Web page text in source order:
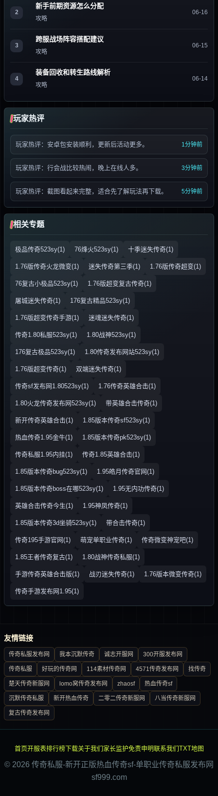
2
新手前期资源怎么分配
攻略
06-16
3
跨服战场阵容搭配建议
攻略
06-15
4
装备回收和转生路线解析
攻略
06-14
玩家热评
玩家热评：安卓包安装顺利，更新后活动更多。 1分钟前
玩家热评：行会战比较热闹，晚上在线人多。 3分钟前
玩家热评：截图看起来完整，适合先了解玩法再下载。 5分钟前
相关专题
极品传奇523sy(1) 76烽火523sy(1) 十季迷失传奇(1)
1.76版传奇火龙微变(1) 迷失传奇第三季(1) 1.76版传奇超变(1)
76复古小极品523sy(1) 1.76版超变复古传奇(1)
屠城迷失传奇(1) 176复古精品523sy(1)
1.76版超变传奇手游(1) 迷魂迷失传奇(1)
传奇1.80私服523sy(1) 1.80战神523sy(1)
176复古极品523sy(1) 1.80传奇发布网站523sy(1)
1.76版超变传奇(1) 双端迷失传奇(1)
传奇sf发布网1.80523sy(1) 1.76传奇英雄合击(1)
1.80火龙传奇发布网523sy(1) 带英雄合击传奇(1)
新开传奇英雄合击(1) 1.85版本传奇sf523sy(1)
热血传奇1.95金牛(1) 1.85版本传奇pk523sy(1)
传奇私服1.95内挂(1) 传奇1.85英雄合击(1)
1.85版本传奇bug523sy(1) 1.95皓月传奇官网(1)
1.85版本传奇boss在哪523sy(1) 1.95无内功传奇(1)
英雄合击传奇今生(1) 1.95神凤传奇(1)
1.85版本传奇3d坐骑523sy(1) 带合击传奇(1)
传奇195手游官网(1) 萌宠单职业传奇(1) 传奇微变神宠吧(1)
1.85王者传奇复古(1) 1.80战神传奇私服(1)
手游传奇英雄合击版(1) 战刃迷失传奇(1) 1.76版本微变传奇(1)
传奇手游发布网1.95(1)
友情链接
传奇私服发布网 我本沉默传奇 诚志开服网 300开服发布网
传奇私服 好玩的传奇网 114素材传奇网 4571传奇发布网 找传奇
楚天传奇新服网 lomo窝传奇发布网 zhaosf 热血传奇sf
沉默传奇私服 新开热血传奇 二零二传奇新服网 八当传奇新服网
复古传奇发布网
首页开服表排行榜下载关于我们 家长监护免责申明联系我们TXT地图
© 2026 传奇私服-新开正版热血传奇sf-单职业传奇私服发布网
sf999.com